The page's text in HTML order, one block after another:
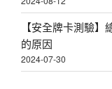
【安全牌卡測驗
的原因
2024-07-30